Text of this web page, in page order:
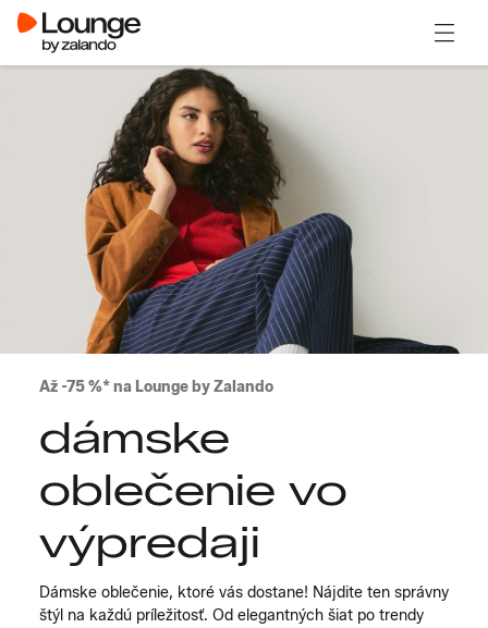
Až -75 %* na Lounge by Zalando
dámske
oblečenie vo
výpredaji
Dámske oblečenie, ktoré vás dostane! Nájdite ten správny
štýl na každú príležitosť. Od elegantných šiat po trendy